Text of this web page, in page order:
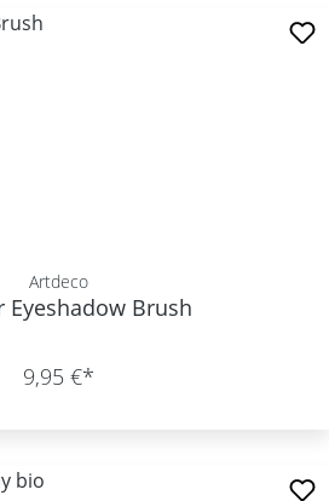
Artdeco
Eyeshadow Brush
9,95 €*